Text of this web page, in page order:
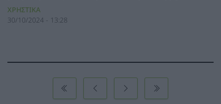
ΧΡΗΣΤΙΚΑ
30/10/2024 - 13:28